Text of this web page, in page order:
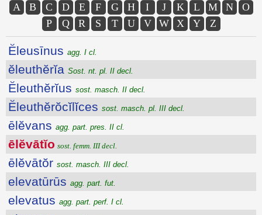
A B C D E F G H I J K L M N
O
P
Q R S T U V W X Y Z
Ĕleusīnus agg. I cl.
ĕleuthĕrĭa Sost. nt. pl. II decl.
Ĕleuthĕrĭus sost. masch. II decl.
Ĕleuthĕrŏcĭlĭces sost. masch. pl. III decl.
ēlĕvans agg. part. pres. II cl.
ēlĕvātĭo sost. femm. III decl.
ēlĕvātŏr sost. masch. III decl.
elevatūrūs agg. part. fut.
elevatus agg. part. perf. I cl.